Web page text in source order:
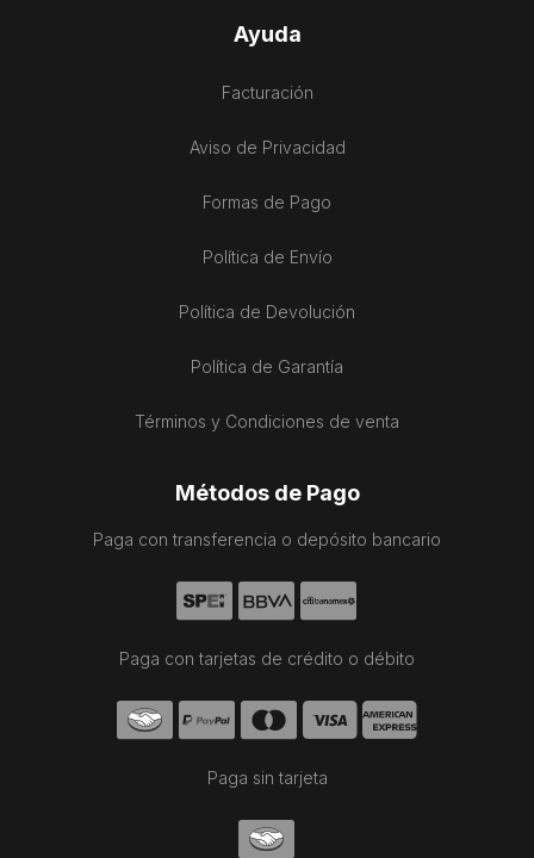
Ayuda
Facturación
Aviso de Privacidad
Formas de Pago
Política de Envío
Política de Devolución
Política de Garantía
Términos y Condiciones de venta
Métodos de Pago
Paga con transferencia o depósito bancario
Paga con tarjetas de crédito o débito
Paga sin tarjeta